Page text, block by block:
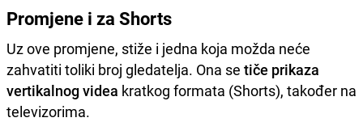
Promjene i za Shorts
Uz ove promjene, stiže i jedna koja možda neće
zahvatiti toliki broj gledatelja. Ona se tiče prikaza
vertikalnog videa kratkog formata (Shorts), također na
televizorima.